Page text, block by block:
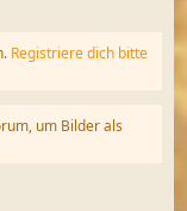
Registriere dich bitte
um Bilder als